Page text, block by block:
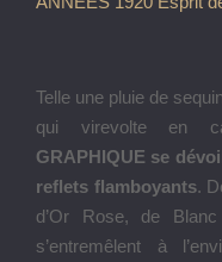
Telle une pluie de
qui virevolte en
GRAPHIQUE se
reflets flamboyants.
d’Or Rose, de
s’entremêlent à